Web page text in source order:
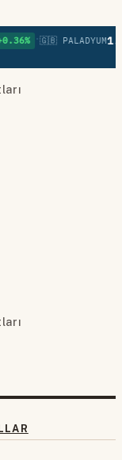
•🇬🇧 PALADYUM